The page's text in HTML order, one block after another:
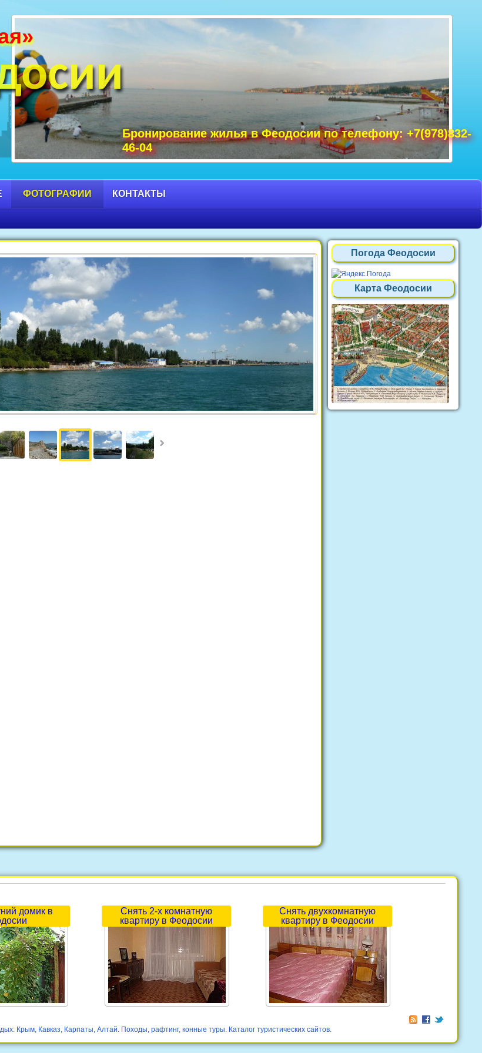
Бронирование жилья в Феодосии по телефону: +7(978)832-
46-04
фото, фото горы Крыма, Крым Судак фото, Крым фото Ялта, Крым фото
Крыма фото, море Крым фото, фото Нового Света, Крым
ФОТОГРАФИИ КОНТАКТЫ
Погода Феодосии
Карта Феодосии
домик в
Снять 2-х комнатную
квартиру в Феодосии
Снять двухкомнатную
квартиру в Феодосии